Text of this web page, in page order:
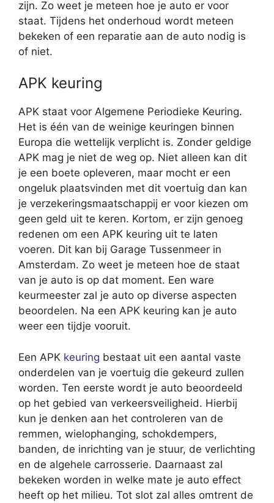
zijn. Zo weet je meteen hoe je auto er voor
staat. Tijdens het onderhoud wordt meteen
bekeken of een reparatie aan de auto nodig is
of niet.
APK keuring
APK staat voor Algemene Periodieke Keuring.
Het is één van de weinige keuringen binnen
Europa die wettelijk verplicht is. Zonder geldige
APK mag je niet de weg op. Niet alleen kan dit
je een boete opleveren, maar mocht er een
ongeluk plaatsvinden met dit voertuig dan kan
je verzekeringsmaatschappij er voor kiezen om
geen geld uit te keren. Kortom, er zijn genoeg
redenen om een APK keuring uit te laten
voeren. Dit kan bij Garage Tussenmeer in
Amsterdam. Zo weet je meteen hoe de staat
van je auto is op dat moment. Een ware
keurmeester zal je auto op diverse aspecten
beoordelen. Na een APK keuring kan je auto
weer een tijdje vooruit.
Een APK keuring bestaat uit een aantal vaste
onderdelen van je voertuig die gekeurd zullen
worden. Ten eerste wordt je auto beoordeeld
op het gebied van verkeersveiligheid. Hierbij
kun je denken aan het controleren van de
remmen, wielophanging, schokdempers,
banden, de inrichting van je stuur, de verlichting
en de algehele carrosserie. Daarnaast zal
bekeken worden in welke mate je auto effect
heeft op het milieu. Tot slot zal alles omtrent de